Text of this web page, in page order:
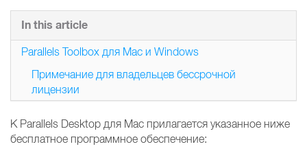
К Parallels Desktop для Mac прилагается указанное ниже
бесплатное программное обеспечение:
In this article
Parallels Toolbox для Mac и Windows
Примечание для владельцев бессрочной
лицензии